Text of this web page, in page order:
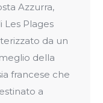
Azzurra,
Les Plages
da un
della
francese che
a